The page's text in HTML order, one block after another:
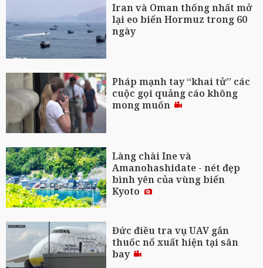
Iran và Oman thống nhất mở
lại eo biển Hormuz trong 60
ngày
Pháp mạnh tay “khai tử” các
cuộc gọi quảng cáo không
mong muốn
Làng chài Ine và
Amanohashidate - nét đẹp
bình yên của vùng biển
Kyoto
Đức điều tra vụ UAV gắn
thuốc nổ xuất hiện tại sân
bay